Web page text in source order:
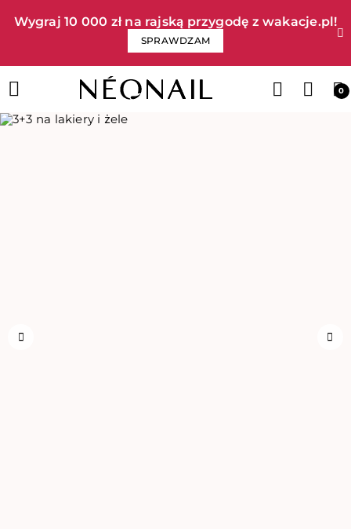
Wygraj 10 000 zł na rajską przygodę z wakacje.pl!​
SPRAWDZAM
0